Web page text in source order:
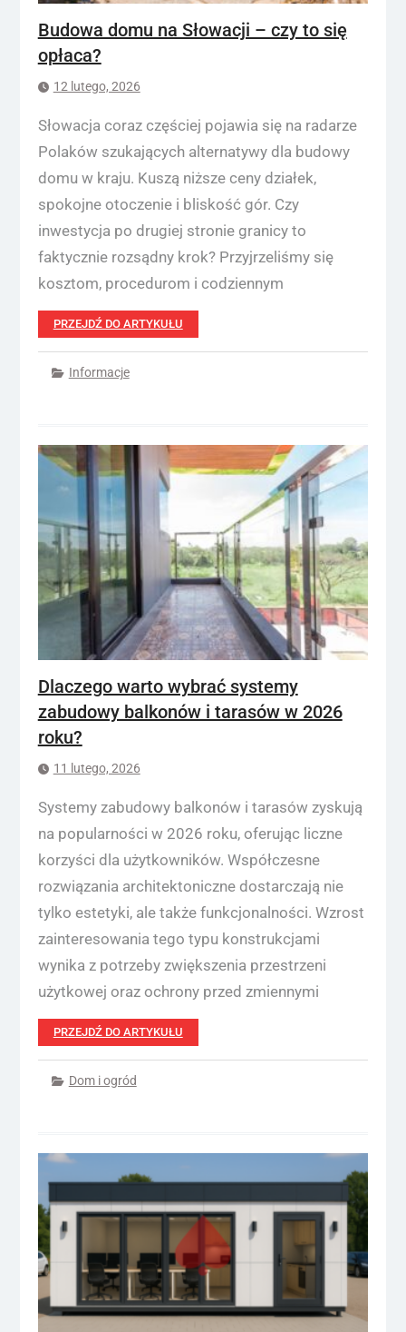
Budowa domu na Słowacji – czy to się
opłaca?
12 lutego, 2026
Słowacja coraz częściej pojawia się na radarze
Polaków szukających alternatywy dla budowy
domu w kraju. Kuszą niższe ceny działek,
spokojne otoczenie i bliskość gór. Czy
inwestycja po drugiej stronie granicy to
faktycznie rozsądny krok? Przyjrzeliśmy się
kosztom, procedurom i codziennym
PRZEJDŹ DO ARTYKUŁU
Informacje
Dlaczego warto wybrać systemy
zabudowy balkonów i tarasów w 2026
roku?
11 lutego, 2026
Systemy zabudowy balkonów i tarasów zyskują
na popularności w 2026 roku, oferując liczne
korzyści dla użytkowników. Współczesne
rozwiązania architektoniczne dostarczają nie
tylko estetyki, ale także funkcjonalności. Wzrost
zainteresowania tego typu konstrukcjami
wynika z potrzeby zwiększenia przestrzeni
użytkowej oraz ochrony przed zmiennymi
PRZEJDŹ DO ARTYKUŁU
Dom i ogród